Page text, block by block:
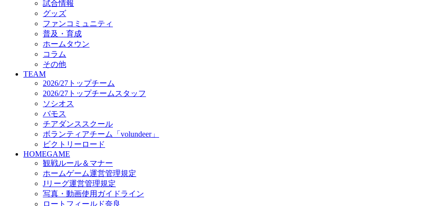
HOMEGAME
観戦ルール＆マナー
ホームゲーム運営管理規定
Jリーグ運営管理規定
写真・動画使用ガイドライン
ロートフィールド奈良
SCHEDULE
2026/27
練習見学時のファンサービスについて
TICKET
奈良クラブ明治安田J3リーグ2026/27シーズン試合観戦チケット
奈良クラブ明治安田Ｊ3リーグ 2026/27シーズン「鹿パス」
観戦ルール＆マナー
FANCOMMUNITY
2026/27ファンコミュニティ
サポートショップ
GOODS
オフィシャルストア（実店舗）
オンラインストア
ACADEMY
アカデミーについて
試合情報
グッズ
ファンコミュニティ
普及・育成
ホームタウン
コラム
その他
TEAM
2026/27トップチーム
2026/27トップチームスタッフ
ソシオス
バモス
チアダンススクール
ボランティアチーム「volundeer」
ビクトリーロード
HOMEGAME
観戦ルール＆マナー
ホームゲーム運営管理規定
Jリーグ運営管理規定
写真・動画使用ガイドライン
ロートフィールド奈良